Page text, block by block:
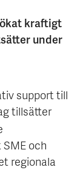
kraftigt
under
support till
tillsätter
och
regionala